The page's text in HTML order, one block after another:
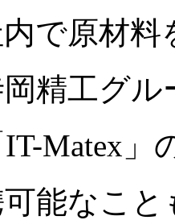
で原材
精工グ
Matex
能なこ